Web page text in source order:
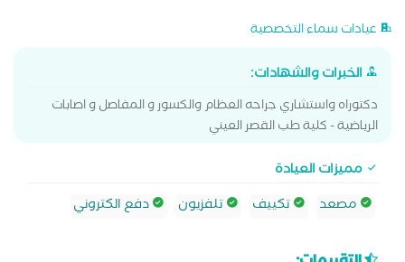
عيادات سماء التخصصية
الخبرات والشهادات:
دكتوراه واستشاري جراحه العظام والكسور و المفاصل و اصابات
الرياضية - كلية طب القصر العيني
مميزات العيادة
مصعد
تكييف تلفزيون دفع الكتروني